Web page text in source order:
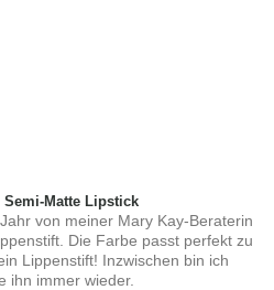
Matte Lipstick
von meiner Mary Kay-Beraterin
Die Farbe passt perfekt zu
Lippenstift! Inzwischen bin ich
ihn immer wieder.